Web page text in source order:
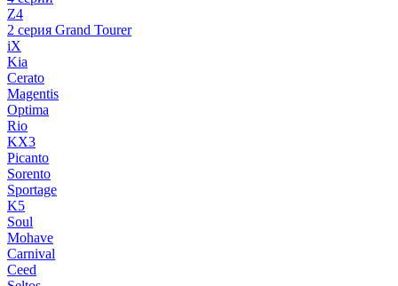
Z4
2 серия Grand Tourer
iX
Kia
Cerato
Magentis
Optima
Rio
KX3
Picanto
Sorento
Sportage
K5
Soul
Mohave
Carnival
Ceed